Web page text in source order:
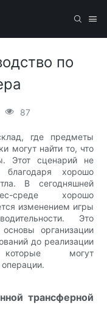
по
87
где предметы
могут найти то, что
Этот сценарий не
хорошо
В сегодняшней
среде хорошо
изменением игры
Это
организации
до реализации
могут
трансферной